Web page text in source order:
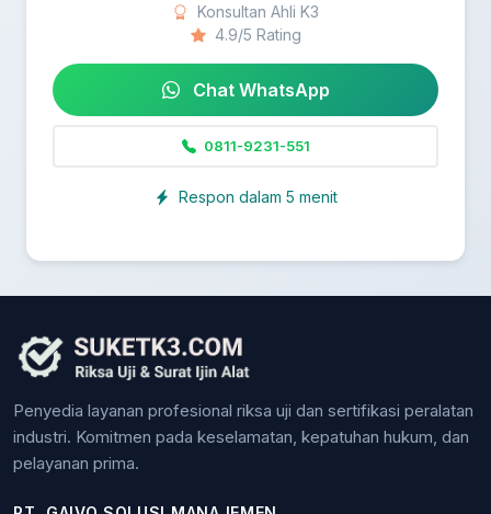
Konsultan Ahli K3
4.9/5 Rating
Chat WhatsApp
0811-9231-551
Respon dalam 5 menit
Penyedia layanan profesional riksa uji dan sertifikasi peralatan
industri. Komitmen pada keselamatan, kepatuhan hukum, dan
pelayanan prima.